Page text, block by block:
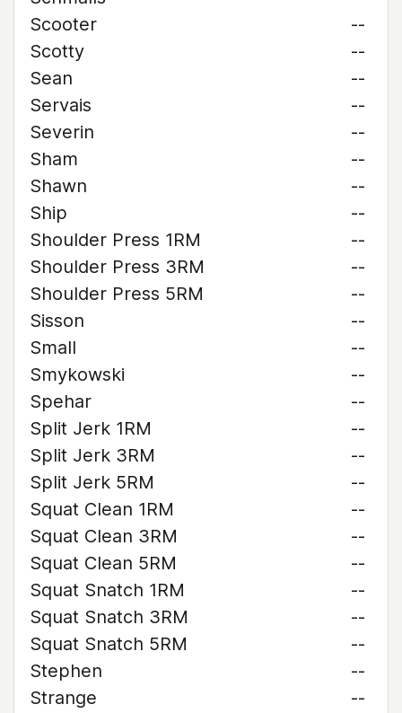
Scooter
--
Scotty
--
Sean
--
Servais
--
Severin
--
Sham
--
Shawn
--
Ship
--
Shoulder Press 1RM
--
Shoulder Press 3RM
--
Shoulder Press 5RM
--
Sisson
--
Small
--
Smykowski
--
Spehar
--
Split Jerk 1RM
--
Split Jerk 3RM
--
Split Jerk 5RM
--
Squat Clean 1RM
--
Squat Clean 3RM
--
Squat Clean 5RM
--
Squat Snatch 1RM
--
Squat Snatch 3RM
--
Squat Snatch 5RM
--
Stephen
--
Strange
--